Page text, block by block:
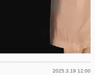
2025.3.19 12:00